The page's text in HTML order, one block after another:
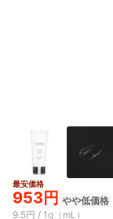
最安価格
953円 やや低価格
9.5円 / 1g（mL）